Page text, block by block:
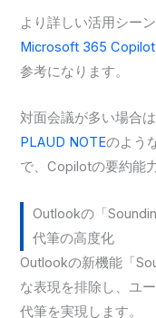
より詳しい活用シー
Microsoft 365
参考になります。
対面会議が多い場合
PLAUD NOTEのよう
で、Copilotの要約能
Outlookの「
代筆の高度化
Outlookの新機能「
な表現を排除し、ユ
代筆を実現します。